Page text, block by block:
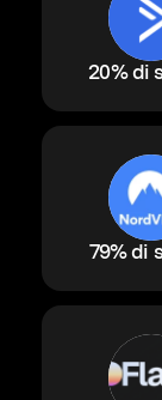
20% di
79% di